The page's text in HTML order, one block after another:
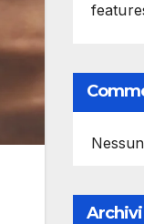
Archivi